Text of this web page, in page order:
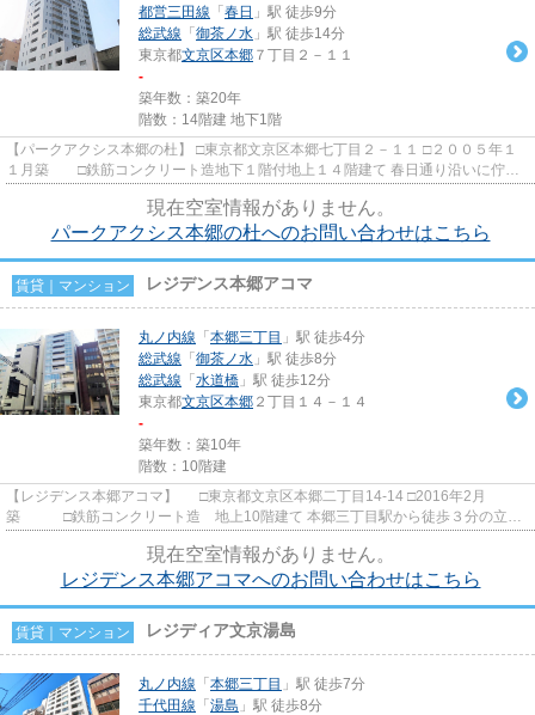
都営三田線 「 春日 」駅 徒歩9分
総武線 「 御茶ノ水 」駅 徒歩14分
東京都文京区本郷 ７丁目２－１１
-
築年数：築20年
階数：14階建 地下1階
【パークアクシス本郷の杜】 □東京都文京区本郷七丁目２－１１ □２００５年１
１月築 □鉄筋コンクリート造地下１階付地上１４階建て 春日通り沿いに佇む
現在空室情報がありません。
パークアクシス本郷の杜へのお問い合わせはこちら
賃貸｜マンション レジデンス本郷アコマ
丸ノ内線 「 本郷三丁目 」駅 徒歩4分
総武線 「 御茶ノ水 」駅 徒歩8分
総武線 「 水道橋 」駅 徒歩12分
東京都文京区本郷 ２丁目１４－１４
-
築年数：築10年
階数：10階建
【レジデンス本郷アコマ】 □東京都文京区本郷二丁目14-14 □2016年2月
築 □鉄筋コンクリート造 地上10階建て 本郷三丁目駅から徒歩３分の立地
現在空室情報がありません。
レジデンス本郷アコマへのお問い合わせはこちら
賃貸｜マンション レジディア文京湯島
丸ノ内線 「 本郷三丁目 」駅 徒歩7分
千代田線 「 湯島 」駅 徒歩8分